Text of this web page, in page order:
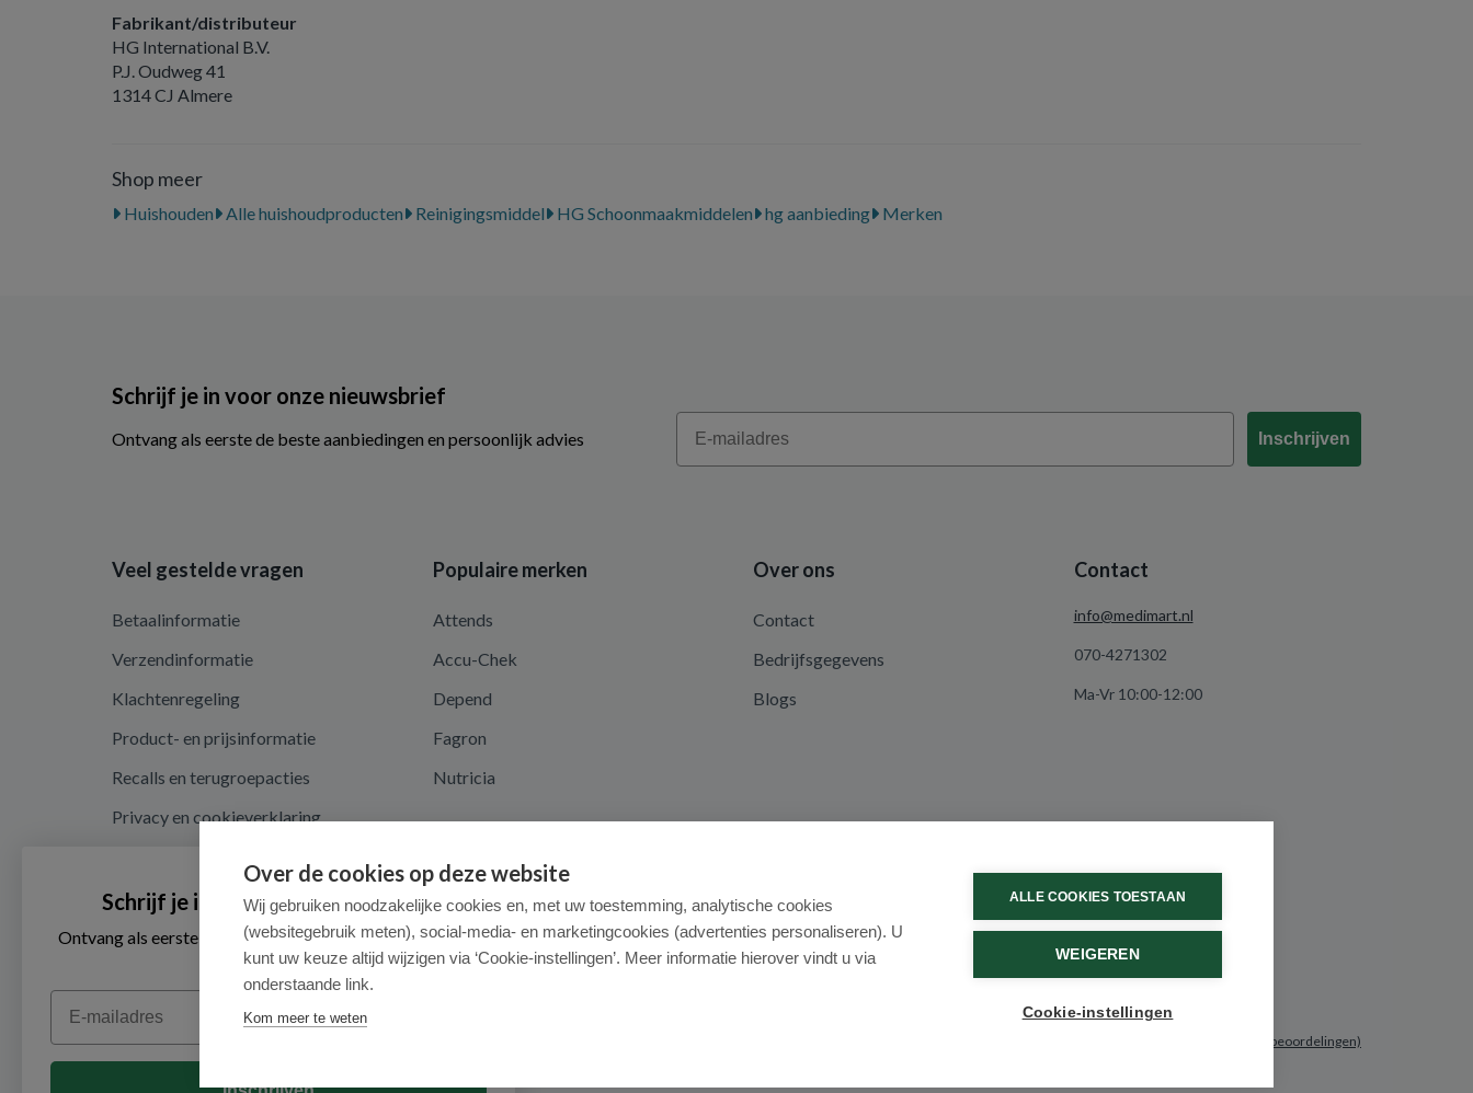
Fabrikant/distributeur
HG International B.V.
P.J. Oudweg 41
1314 CJ Almere
Shop meer
Huishouden Alle huishoudproducten Reinigingsmiddel HG Schoonmaakmiddelen hg aanbieding Merken
Schrijf je in voor onze nieuwsbrief
Ontvang als eerste de beste aanbiedingen en persoonlijk advies
Email
Inschrijven
Veel gestelde vragen
Betaalinformatie
Verzendinformatie
Klachtenregeling
Product- en prijsinformatie
Recalls en terugroepacties
Privacy en cookieverklaring
Algemene voorwaarden
Herroepingsrecht en retouren
Populaire merken
Attends
Accu-Chek
Depend
Fagron
Nutricia
Over ons
Contact
Bedrijfsgegevens
Blogs
Contact
info@medimart.nl
070-4271302
Ma-Vr 10:00-12:00
(531 beoordelingen)
Over de cookies op deze website
Wij gebruiken noodzakelijke cookies en, met uw toestemming, analytische cookies
(websitegebruik meten), social-media- en marketingcookies (advertenties personaliseren). U
kunt uw keuze altijd wijzigen via ‘Cookie-instellingen’. Meer informatie hierover vindt u via
onderstaande link.
Kom meer te weten
ALLE COOKIES TOESTAAN
WEIGEREN
Cookie-instellingen
Schrijf je in voor onze nieuwsbrief
Ontvang als eerste de beste aanbiedingen en persoonlijk
advies
Email